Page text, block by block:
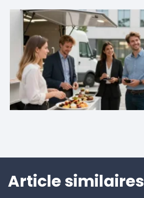
Article similaires